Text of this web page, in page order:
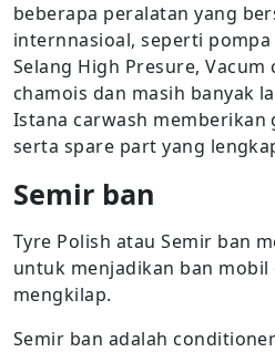
beberapa peralatan yang
internnasioal, seperti pompa
Selang High Presure, Vacum
chamois dan masih banyak
Istana carwash memberikan
serta spare part yang
Semir ban
Tyre Polish atau Semir ban
untuk menjadikan ban
mengkilap.
Semir ban adalah